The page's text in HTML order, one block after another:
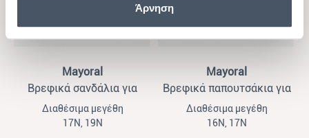
Άρνηση
Mayoral
Βρεφικά σανδάλια για
αγόρια Mayoral μαρέν
Διαθέσιμα μεγέθη
17Ν, 19Ν
Mayoral
Βρεφικά παπουτσάκια για
αγόρια Mayoral μοκασίνια
μαρέν
Διαθέσιμα μεγέθη
16Ν, 17Ν